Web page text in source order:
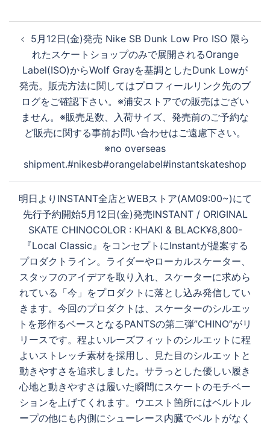
稿
ナ
ビ
ゲ
5月12日(金)発売 Nike SB Dunk Low Pro ISO 限ら
れたスケートショップのみで展開されるOrange
Label(ISO)からWolf Grayを基調としたDunk Lowが
発売。販売方法に関してはプロフィールリンク先のブ
ログをご確認下さい。※浦安ストアでの販売はござい
ません。※販売足数、入荷サイズ、発売前のご予約な
ど販売に関する事前お問い合わせはご遠慮下さい。
※no overseas
shipment.#nikesb#orangelabel#instantskateshop
明日よりINSTANT全店とWEBストア(AM09:00~)にて
先行予約開始5月12日(金)発売INSTANT / ORIGINAL
SKATE CHINOCOLOR : KHAKI & BLACK¥8,800-
『Local Classic』をコンセプトにInstantが提案する
プロダクトライン。ライダーやローカルスケーター、
スタッフのアイデアを取り入れ、スケーターに求めら
れている「今」をプロダクトに落とし込み発信してい
きます。今回のプロダクトは、スケーターのシルエッ
トを形作るベースとなるPANTSの第二弾”CHINO”がリ
リースです。程よいルーズフィットのシルエットに程
よいストレッチ素材を採用し、見た目のシルエットと
動きやすさを追求しました。サラっとした優しい履き
心地と動きやすさは履いた瞬間にスケートのモチベー
ションを上げてくれます。ウエスト箇所にはベルトル
ープの他にも内側にシューレース内臓でベルトがなく